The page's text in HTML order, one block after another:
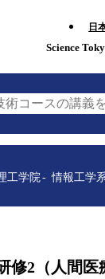
日
Science
コースの講義
工学院 情報工学
修2（人間医